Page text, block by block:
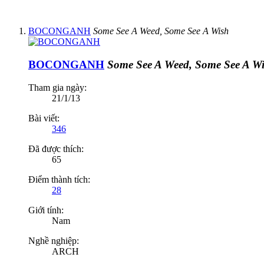
BOCONGANH Some See A Weed, Some See A Wish
BOCONGANH Some See A Weed, Some See A
Tham gia ngày:
21/1/13
Bài viết:
346
Đã được thích:
65
Điểm thành tích:
28
Giới tính:
Nam
Nghề nghiệp:
ARCH